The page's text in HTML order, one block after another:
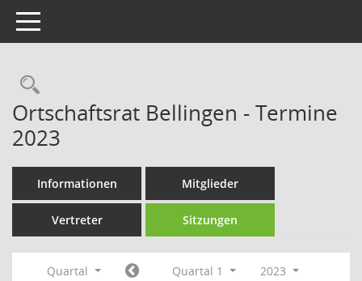
Toggle navigation
Rechercheauswahl
Ortschaftsrat Bellingen - Termine
2023
Informationen Mitglieder
Vertreter Sitzungen
Quartal Quartal 1
2023